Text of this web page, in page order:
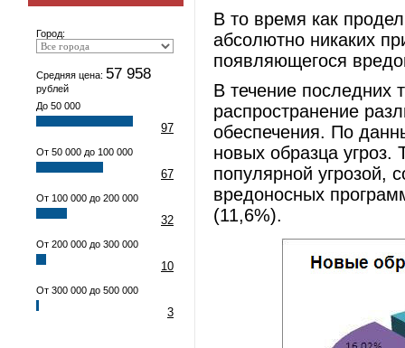
Город:
Средняя цена: 57 958
рублей
До 50 000
97
От 50 000 до 100 000
67
От 100 000 до 200 000
32
От 200 000 до 300 000
10
От 300 000 до 500 000
3
В то время как
абсолютно никаких
появляющегося
В течение последних
распространение
обеспечения. По
новых образца
популярной угрозой,
вредоносных
(11,6%).